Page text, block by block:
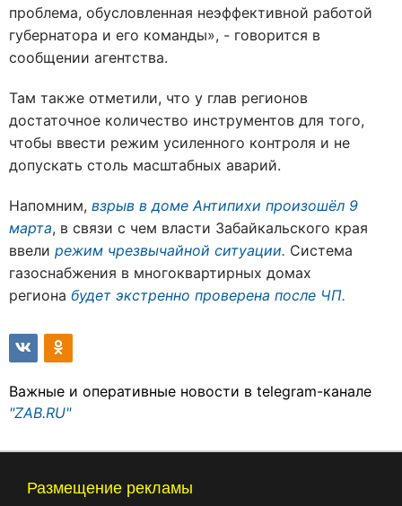
проблема, обусловленная неэффективной работой
губернатора и его команды», - говорится в
сообщении агентства.
Там также отметили, что у глав регионов
достаточное количество инструментов для того,
чтобы ввести режим усиленного контроля и не
допускать столь масштабных аварий.
Напомним, взрыв в доме Антипихи произошёл 9
марта, в связи с чем власти Забайкальского края
ввели режим чрезвычайной ситуации. Система
газоснабжения в многоквартирных домах
региона будет экстренно проверена после ЧП.
Важные и оперативные новости в telegram-канале
"ZAB.RU"
Размещение рекламы